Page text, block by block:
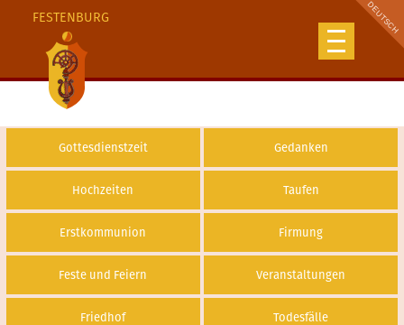
FESTENBURG
Gottesdienstzeit Gedanken
Hochzeiten Taufen
Erstkommunion Firmung
Feste und Feiern Veranstaltungen
Friedhof Todesfälle